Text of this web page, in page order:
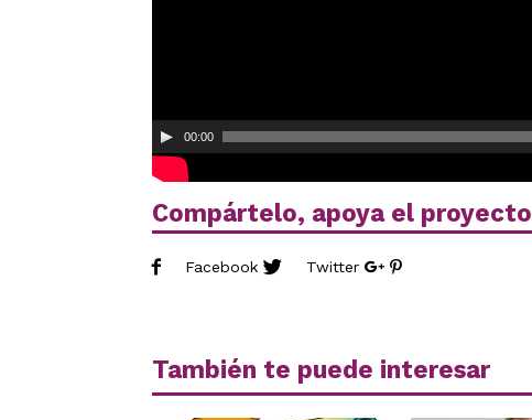
00:00
Compártelo, apoya el proyecto
Facebook Twitter
También te puede interesar